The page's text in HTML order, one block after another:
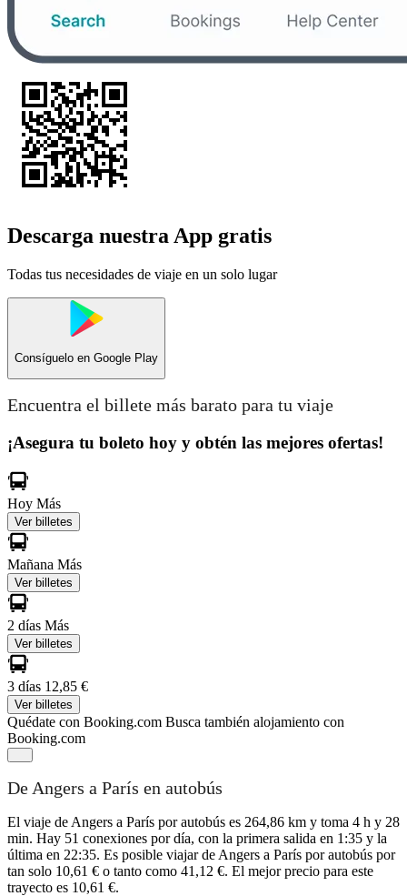
Descarga nuestra App gratis
Todas tus necesidades de viaje en un solo lugar
Consíguelo en Google Play
Encuentra el billete más barato para tu viaje
¡Asegura tu boleto hoy y obtén las mejores ofertas!
Hoy Más
Ver billetes
Mañana Más
Ver billetes
2 días Más
Ver billetes
3 días 12,85 €
Ver billetes
Quédate con Booking.com Busca también alojamiento con
Booking.com
De Angers a París en autobús
El viaje de Angers a París por autobús es 264,86 km y toma 4 h y 28
min. Hay 51 conexiones por día, con la primera salida en 1:35 y la
última en 22:35. Es posible viajar de Angers a París por autobús por
tan solo 10,61 € o tanto como 41,12 €. El mejor precio para este
trayecto es 10,61 €.